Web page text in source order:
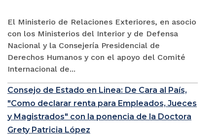
El Ministerio de Relaciones Exteriores, en asocio
con los Ministerios del Interior y de Defensa
Nacional y la Consejería Presidencial de
Derechos Humanos y con el apoyo del Comité
Internacional de...
Consejo de Estado en Linea: De Cara al País,
"Como declarar renta para Empleados, Jueces
y Magistrados" con la ponencia de la Doctora
Grety Patricia López